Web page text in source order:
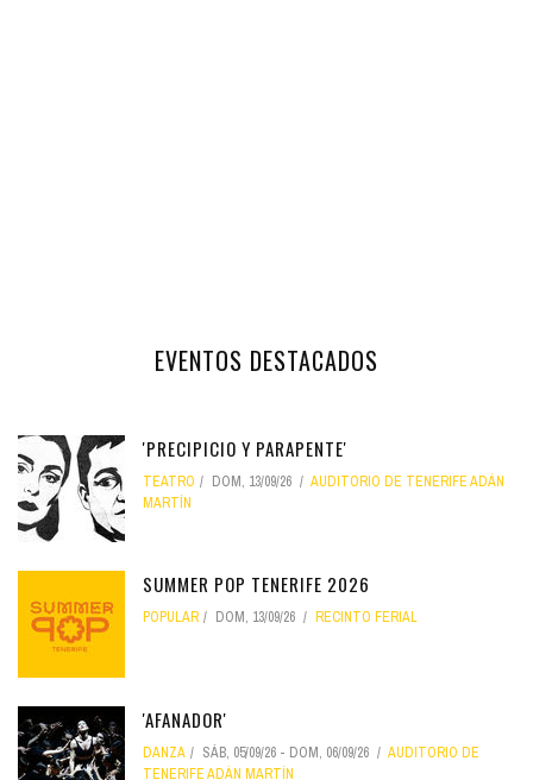
EVENTOS DESTACADOS
'PRECIPICIO Y PARAPENTE'
TEATRO DOM, 13/09/26
AUDITORIO DE TENERIFE ADÁN
MARTÍN
SUMMER POP TENERIFE 2026
POPULAR DOM, 13/09/26 RECINTO FERIAL
'AFANADOR'
DANZA SÁB, 05/09/26 - DOM, 06/09/26
AUDITORIO DE
TENERIFE ADÁN MARTÍN